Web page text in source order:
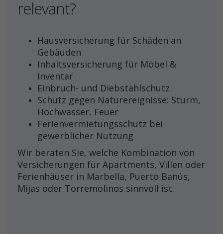
relevant?
Hausversicherung für Schäden an
Gebäuden
Inhaltsversicherung für Möbel &
Inventar
Einbruch- und Diebstahlschutz
Schutz gegen Naturereignisse: Sturm,
Hochwasser, Feuer
Ferienvermietungsschutz bei
gewerblicher Nutzung
Wir beraten Sie, welche Kombination von
Versicherungen für Apartments, Villen oder
Ferienhäuser in Marbella, Puerto Banús,
Mijas oder Torremolinos sinnvoll ist.